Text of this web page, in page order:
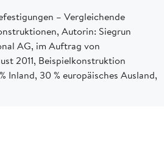
– Vergleichende
Autorin: Siegrun
AG, im Auftrag von
2011, Beispielkonstruktion
Inland, 30 % europäisches Ausland,